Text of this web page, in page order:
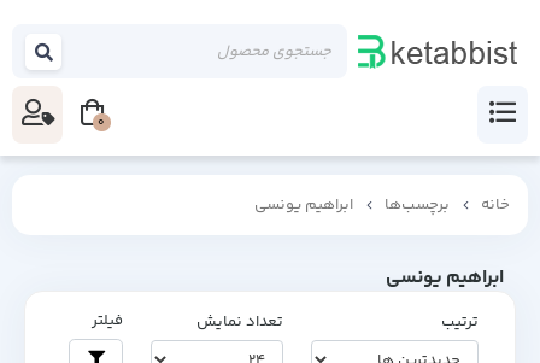
خانه برچسب‌ها ابراهیم یونسی
ابراهیم یونسی
ترتیب تعداد نمایش فیلتر
0